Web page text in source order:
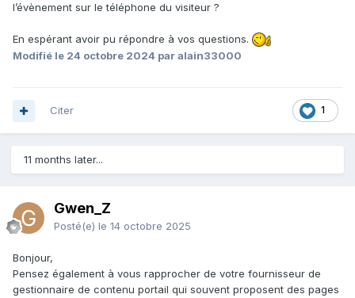
l’évènement sur le téléphone du visiteur ?
En espérant avoir pu répondre à vos questions.
Modifié le 24 octobre 2024 par alain33000
1
Citer
11 months later...
Gwen_Z
Posté(e) le 14 octobre 2025
Bonjour,
Pensez également à vous rapprocher de votre fournisseur de
gestionnaire de contenu portail qui souvent proposent des pages